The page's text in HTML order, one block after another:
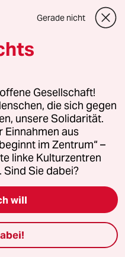
Gerade nicht
Gesellschaft!
die sich gegen
unsere Solidarität.
Einnahmen aus
im Zentrum“ –
linke Kulturzentren
Sie dabei?
will